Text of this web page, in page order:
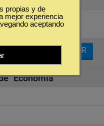
FILTRAR
"Economía"
propias y de
mejor experiencia
aceptando